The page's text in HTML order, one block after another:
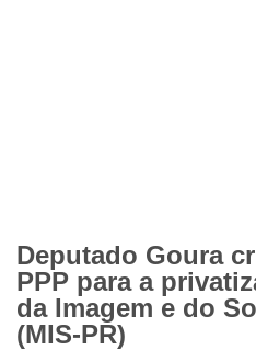
Deputado Goura
PPP para a
da Imagem e do
(MIS-PR)